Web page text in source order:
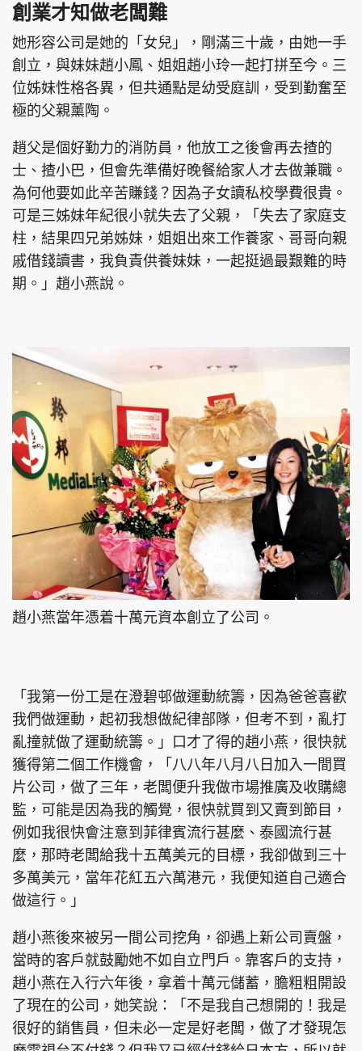
創業才知做老闆難
她形容公司是她的「女兒」，剛滿三十歲，由她一手
創立，與妹妹趙小鳳、姐姐趙小玲一起打拼至今。三
位姊妹性格各異，但共通點是幼受庭訓，受到勤奮至
極的父親薰陶。
趙父是個好勤力的消防員，他放工之後會再去揸的
士、揸小巴，但會先準備好晚餐給家人才去做兼職。
為何他要如此辛苦賺錢？因為子女讀私校學費很貴。
可是三姊妹年紀很小就失去了父親，「失去了家庭支
柱，結果四兄弟姊妹，姐姐出來工作養家、哥哥向親
戚借錢讀書，我負責供養妹妹，一起挺過最艱難的時
期。」趙小燕說。
趙小燕當年憑着十萬元資本創立了公司。
「我第一份工是在澄碧邨做運動統籌，因為爸爸喜歡
我們做運動，起初我想做紀律部隊，但考不到，亂打
亂撞就做了運動統籌。」口才了得的趙小燕，很快就
獲得第二個工作機會，「八八年八月八日加入一間買
片公司，做了三年，老闆便升我做市場推廣及收購總
監，可能是因為我的觸覺，很快就買到又賣到節目，
例如我很快會注意到菲律賓流行甚麼、泰國流行甚
麼，那時老闆給我十五萬美元的目標，我卻做到三十
多萬美元，當年花紅五六萬港元，我便知道自己適合
做這行。」
趙小燕後來被另一間公司挖角，卻遇上新公司賣盤，
當時的客戶就鼓勵她不如自立門戶。靠客戶的支持，
趙小燕在入行六年後，拿着十萬元儲蓄，膽粗粗開設
了現在的公司，她笑說：「不是我自己想開的！我是
很好的銷售員，但未必一定是好老闆，做了才發現怎